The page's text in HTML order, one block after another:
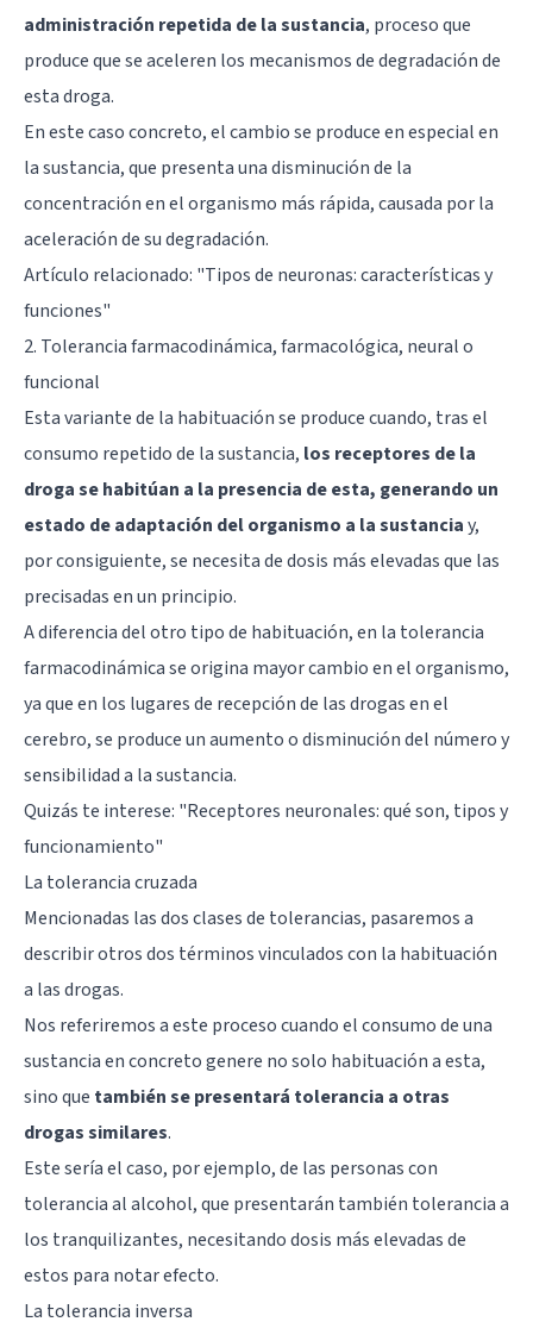
administración repetida de la sustancia, proceso que
produce que se aceleren los mecanismos de degradación de
esta droga.
En este caso concreto, el cambio se produce en especial en
la sustancia, que presenta una disminución de la
concentración en el organismo más rápida, causada por la
aceleración de su degradación.
Artículo relacionado: "Tipos de neuronas: características y
funciones"
2. Tolerancia farmacodinámica, farmacológica, neural o
funcional
Esta variante de la habituación se produce cuando, tras el
consumo repetido de la sustancia, los receptores de la
droga se habitúan a la presencia de esta, generando un
estado de adaptación del organismo a la sustanciay,
por consiguiente, se necesita de dosis más elevadas que las
precisadas en un principio.
A diferencia del otro tipo de habituación, en la tolerancia
farmacodinámica se origina mayor cambio en el organismo,
ya que en los lugares de recepción de las drogas en el
cerebro, se produce un aumento o disminución del número y
sensibilidad a la sustancia.
Quizás te interese: "Receptores neuronales: qué son, tipos y
funcionamiento"
La tolerancia cruzada
Mencionadas las dos clases de tolerancias, pasaremos a
describir otros dos términos vinculados con la habituación
a las drogas.
Nos referiremos a este proceso cuando el consumo de una
sustancia en concreto genere no solo habituación a esta,
sino que también se presentará tolerancia a otras
drogas similares.
Este sería el caso, por ejemplo, de las personas con
tolerancia al alcohol, que presentarán también tolerancia a
los tranquilizantes, necesitando dosis más elevadas de
estos para notar efecto.
La tolerancia inversa